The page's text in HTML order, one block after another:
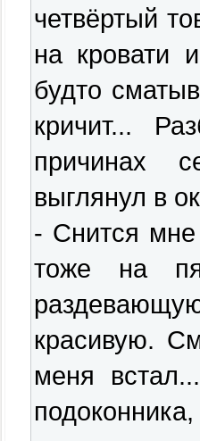
четвёртый
на кровати
будто
кричит...
причинах
выглянул в
- Снится
тоже на
красивую.
меня